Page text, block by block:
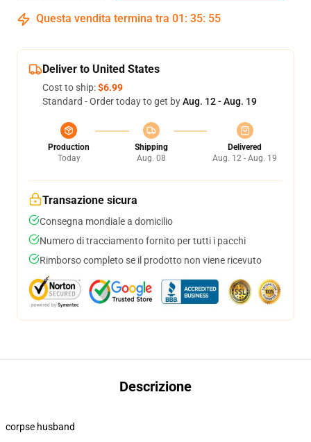
Questa vendita termina tra 01 : 35: 54
Deliver to United States
Cost to ship:$6.99
Standard - Order today to get byAug. 12 - Aug. 19
Production
Today
Shipping
Aug. 08
Delivered
Aug. 12 - Aug. 19
Transazione sicura
Consegna mondiale a domicilio
Numero di tracciamento fornito per tutti i pacchi
Rimborso completo se il prodotto non viene ricevuto
Descrizione
corpse husband